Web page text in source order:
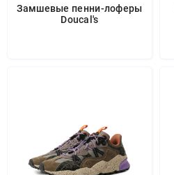
Замшевые пенни-лоферы
Doucal's